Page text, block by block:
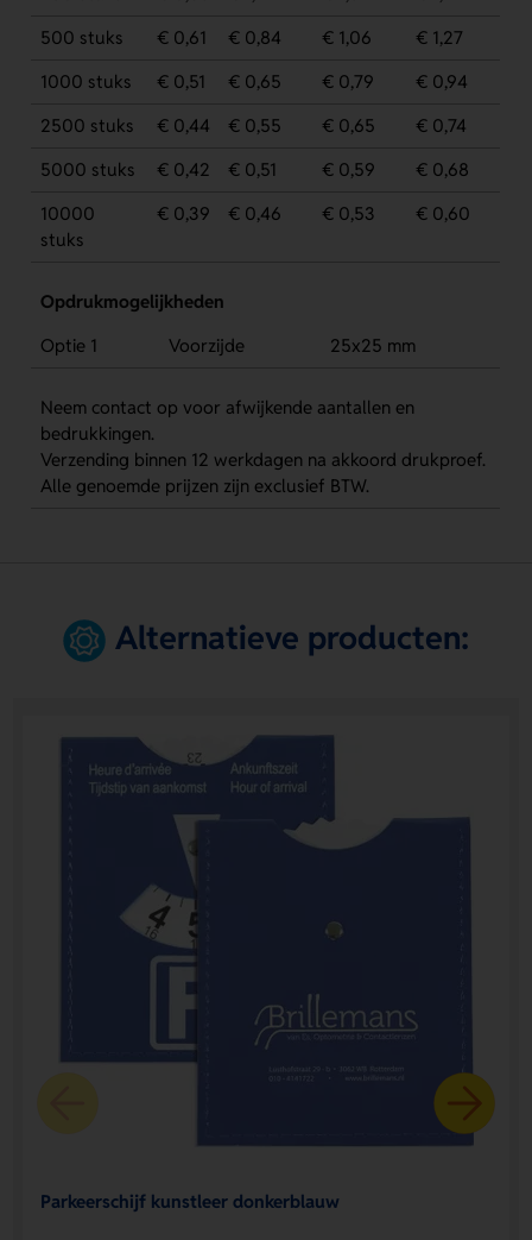
500 stuks
€ 0,61 € 0,84 € 1,06
€ 1,27
1000 stuks
€ 0,51 € 0,65 € 0,79
€ 0,94
2500 stuks
€ 0,44 € 0,55 € 0,65
€ 0,74
5000 stuks
€ 0,42 € 0,51 € 0,59
€ 0,68
10000
stuks
€ 0,39 € 0,46 € 0,53 € 0,60
Opdrukmogelijkheden
Optie 1
Voorzijde 25x25 mm
Neem contact op voor afwijkende aantallen en
bedrukkingen.
Verzending binnen 12 werkdagen na akkoord drukproef.
Alle genoemde prijzen zijn exclusief BTW.
Alternatieve producten:
Parkeerschijf kunstleer donkerblauw